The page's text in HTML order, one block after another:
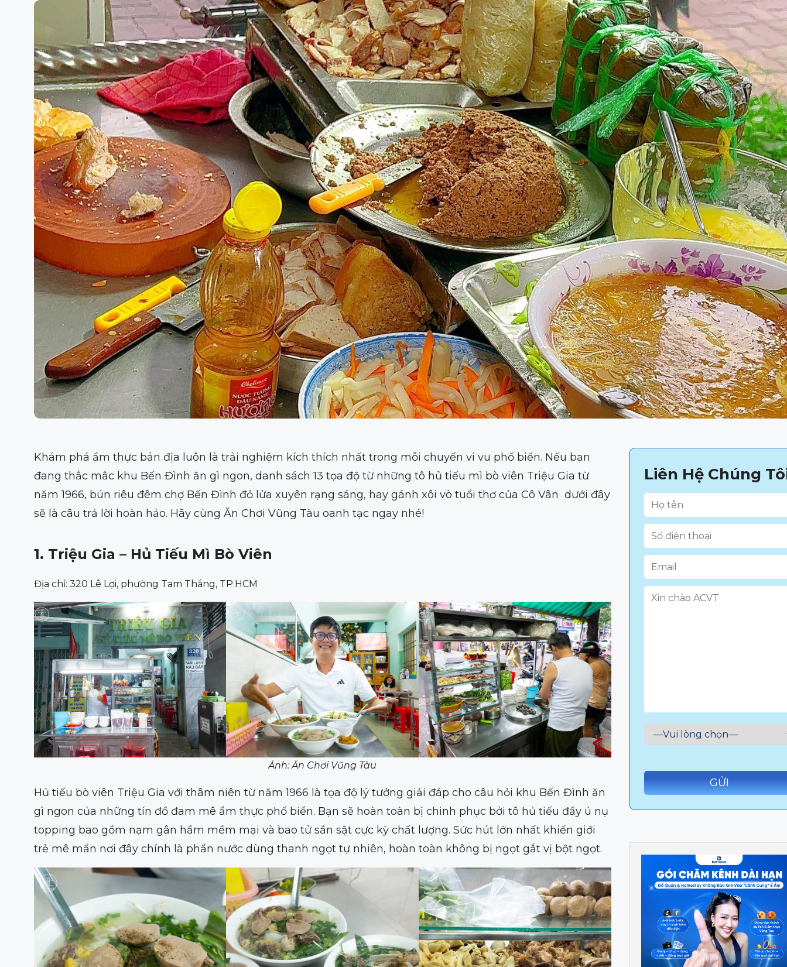
Khám phá ẩm thực bản địa luôn là trải nghiệm kích thích nhất trong mỗi chuyến vi vu phố biển. Nếu bạn
đang thắc mắc khu Bến Đình ăn gì ngon, danh sách 13 tọa độ từ những tô hủ tiếu mì bò viên Triệu Gia từ
năm 1966, bún riêu đêm chợ Bến Đình đỏ lửa xuyên rạng sáng, hay gánh xôi vò tuổi thơ của Cô Vân dưới đây
sẽ là câu trả lời hoàn hảo. Hãy cùng Ăn Chơi Vũng Tàu oanh tạc ngay nhé!
1. Triệu Gia – Hủ Tiếu Mì Bò Viên
Địa chỉ: 320 Lê Lợi, phường Tam Thắng, TP.HCM
Ảnh: Ăn Chơi Vũng Tàu
Hủ tiếu bò viên Triệu Gia với thâm niên từ năm 1966 là tọa độ lý tưởng giải đáp cho câu hỏi khu Bến Đình ăn
gì ngon của những tín đồ đam mê ẩm thực phố biển. Bạn sẽ hoàn toàn bị chinh phục bởi tô hủ tiếu đầy ú nụ
topping bao gồm nạm gân hầm mềm mại và bao tử sần sật cực kỳ chất lượng. Sức hút lớn nhất khiến giới
trẻ mê mẩn nơi đây chính là phần nước dùng thanh ngọt tự nhiên, hoàn toàn không bị ngọt gắt vị bột ngọt.
Liên Hệ Chúng